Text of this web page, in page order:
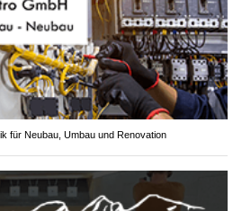
für Neubau, Umbau und Renovation